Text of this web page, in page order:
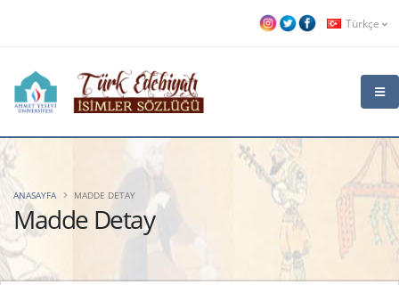
Türkçe
Madde Detay
ANASAYFA MADDE DETAY